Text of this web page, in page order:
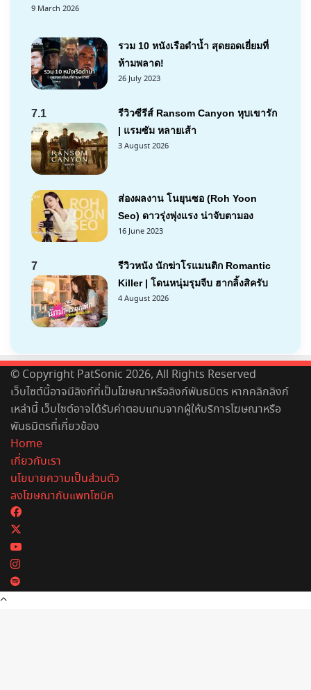
9 March 2026
รวม 10 หนังเรือดำน้ำ สุดยอดเยี่ยมที่
ห้ามพลาด!
26 July 2023
7.1
รีวิวซีรีส์ Ransom Canyon หุบเขารัก
| แรมซัม หลายเส้า
3 August 2026
ส่องผลงาน โนยุนซอ (Roh Yoon
Seo) ดาวรุ่งพุ่งแรง น่าจับตามอง
16 June 2023
7
รีวิวหนัง นักฆ่าโรแมนติก Romantic
Killer | โดนหนุ่มรุมจีบ ฮากลิ้งสิครับ
4 August 2026
© Copyright PatSonic 2026, All Rights Reserved
เว็บไซต์นี้อาจมีลิงก์ที่เป็นโฆษณาหรือลิงก์พันธมิตร หากคลิกลิงก์
เหล่านี้ เว็บไซต์อาจได้รับค่าตอบแทนจากผู้ให้บริการโฆษณาหรือ
พันธมิตรที่เกี่ยวข้อง
Home
เกี่ยวกับเรา
นโยบายความเป็นส่วนตัว
ลงโฆษณากับแพทโซนิค